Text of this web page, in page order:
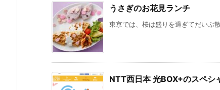
うさぎのお花見ランチ
東京では、桜は盛りを過ぎてだいぶ
NTT西日本 光BOX+のスペシ